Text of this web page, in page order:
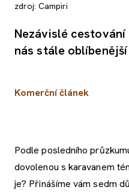
zdroj: Campiri
Nezávislé
nás stále
Komerční článek
Podle posledního
dovolenou s karavanem
je? Přinášíme vám sedm